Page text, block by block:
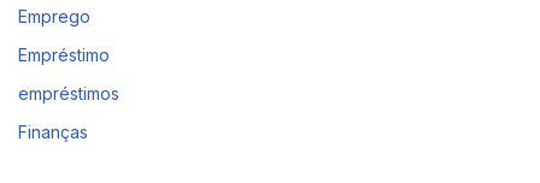
Emprego
Empréstimo
empréstimos
Finanças